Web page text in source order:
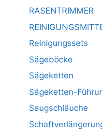
RASENTRIMMER
Reinigungssets
Sägeböcke
Sägeketten
Sägeketten-
Saugschläuche